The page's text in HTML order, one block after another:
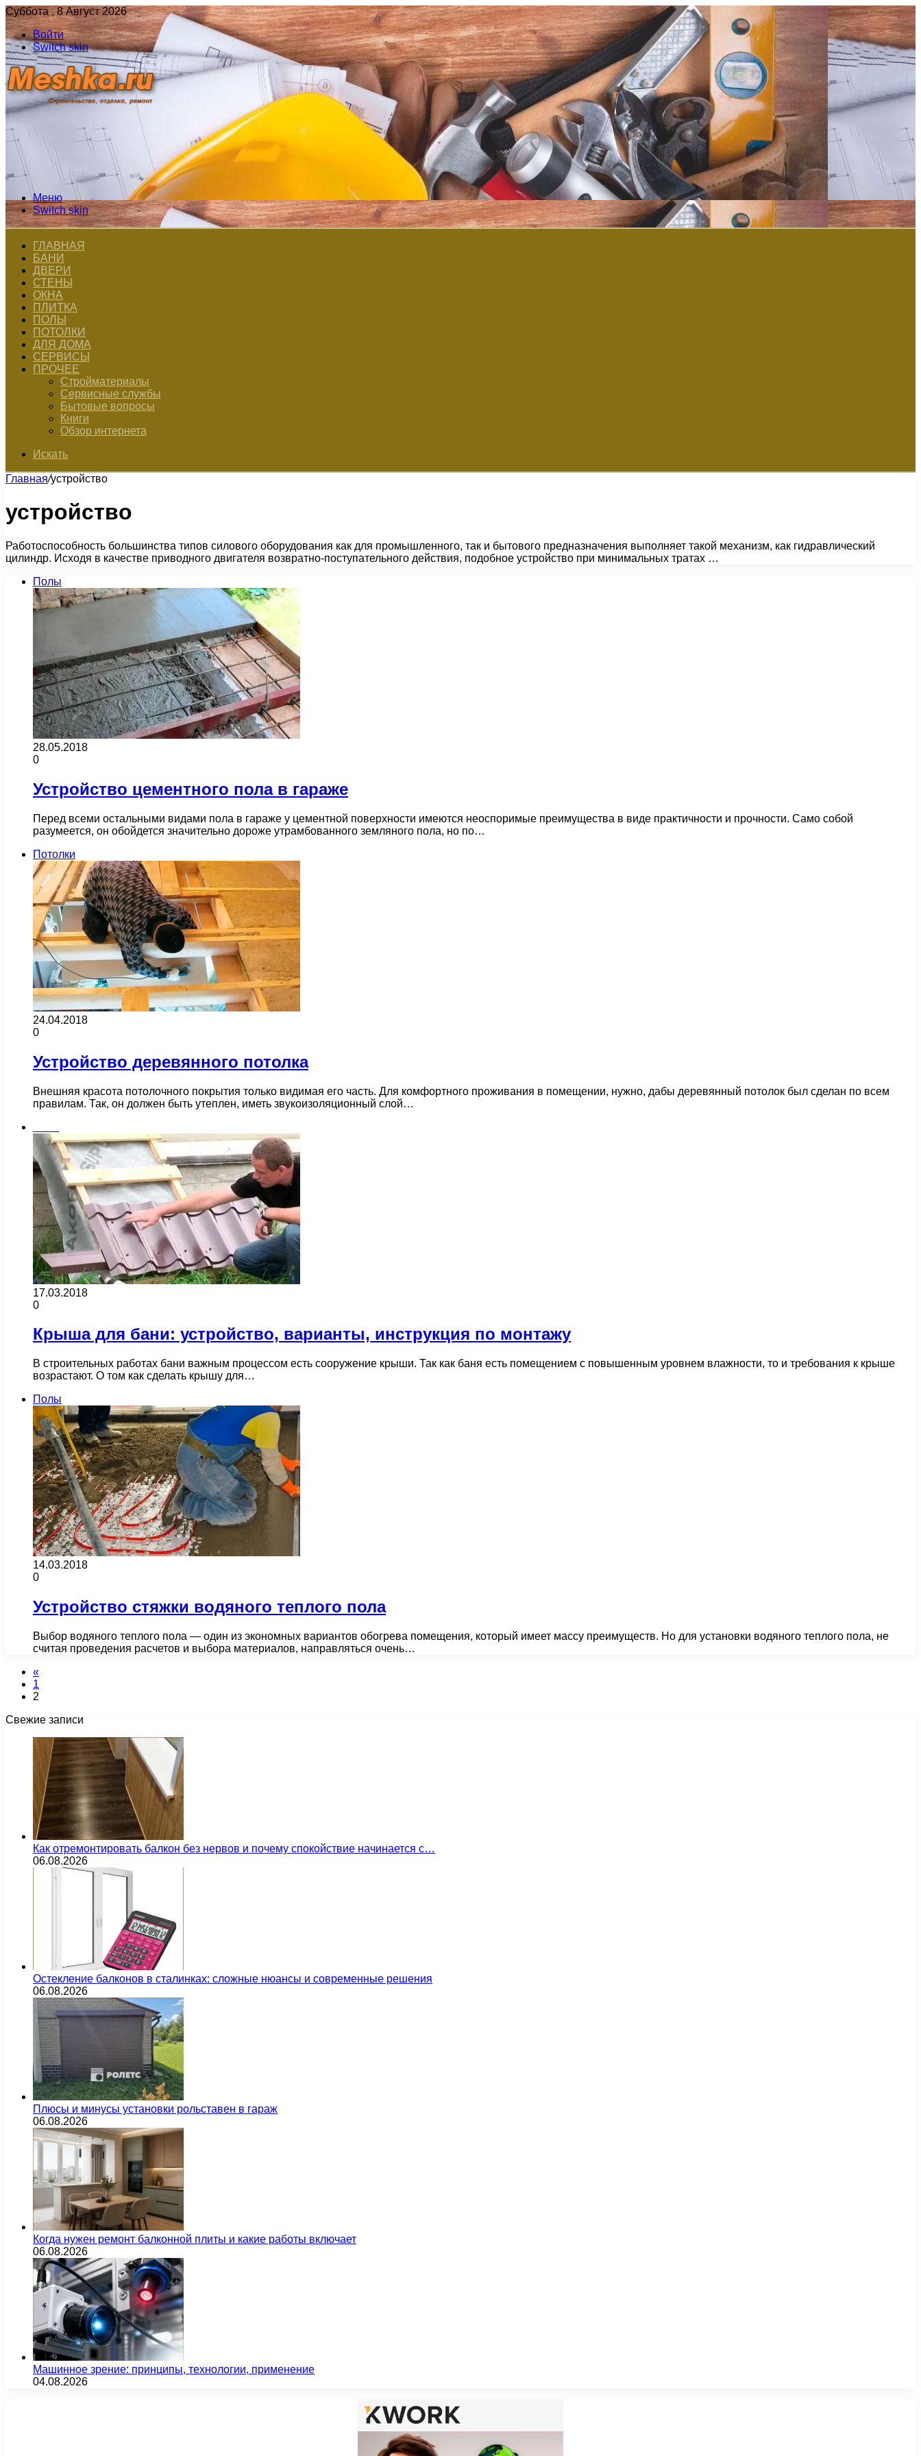
Суббота , 8 Август 2026
Войти
Switch skin
Меню
Switch skin
ГЛАВНАЯ
БАНИ
ДВЕРИ
СТЕНЫ
ОКНА
ПЛИТКА
ПОЛЫ
ПОТОЛКИ
ДЛЯ ДОМА
СЕРВИСЫ
ПРОЧЕЕ
Стройматериалы
Сервисные службы
Бытовые вопросы
Книги
Обзор интернета
Искать
Главная/устройство
устройство
Работоспособность большинства типов силового оборудования как для промышленного, так и бытового предназначения выполняет такой механизм, как гидравлический
цилиндр. Исходя в качестве приводного двигателя возвратно-поступательного действия, подобное устройство при минимальных тратах …
Полы
28.05.2018
0
Устройство цементного пола в гараже
Перед всеми остальными видами пола в гараже у цементной поверхности имеются неоспоримые преимущества в виде практичности и прочности. Само собой
разумеется, он обойдется значительно дороже утрамбованного земляного пола, но по…
Потолки
24.04.2018
0
Устройство деревянного потолка
Внешняя красота потолочного покрытия только видимая его часть. Для комфортного проживания в помещении, нужно, дабы деревянный потолок был сделан по всем
правилам. Так, он должен быть утеплен, иметь звукоизоляционный слой…
17.03.2018
0
Крыша для бани: устройство, варианты, инструкция по монтажу
В строительных работах бани важным процессом есть сооружение крыши. Так как баня есть помещением с повышенным уровнем влажности, то и требования к крыше
возрастают. О том как сделать крышу для…
Полы
14.03.2018
0
Устройство стяжки водяного теплого пола
Выбор водяного теплого пола — один из экономных вариантов обогрева помещения, который имеет массу преимуществ. Но для установки водяного теплого пола, не
считая проведения расчетов и выбора материалов, направляться очень…
«
1
2
Свежие записи
Как отремонтировать балкон без нервов и почему спокойствие начинается с…
06.08.2026
Остекление балконов в сталинках: сложные нюансы и современные решения
06.08.2026
Плюсы и минусы установки рольставен в гараж
06.08.2026
Когда нужен ремонт балконной плиты и какие работы включает
06.08.2026
Машинное зрение: принципы, технологии, применение
04.08.2026